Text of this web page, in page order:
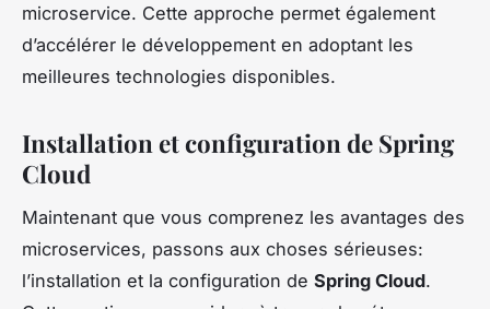
microservice. Cette approche permet également
d’accélérer le développement en adoptant les
meilleures technologies disponibles.
Installation et configuration de Spring
Cloud
Maintenant que vous comprenez les avantages des
microservices, passons aux choses sérieuses:
l’installation et la configuration de Spring Cloud.